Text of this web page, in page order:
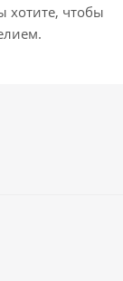
хотите, чтобы